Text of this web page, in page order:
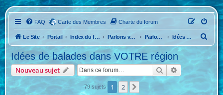
FAQ Carte des Membres Charte du forum
Le Site Portail Index du forum Parlons voyage ... Parlons voyage ! Idées de balades dans VOTRE région
c
Idées de balades dans VOTRE région
Nouveau sujet RechercherRecherche
79 sujets 1 2 Suivante